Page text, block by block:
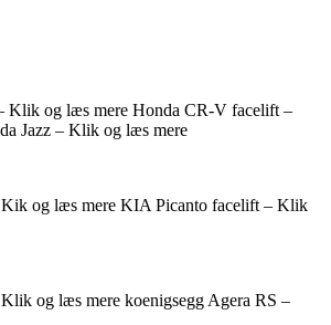
Klik og læs mere Honda CR-V facelift –
Jazz – Klik og læs mere
og læs mere KIA Picanto facelift – Klik
Klik og læs mere koenigsegg Agera RS –